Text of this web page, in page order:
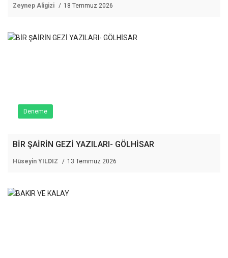
Zeynep Aligizi 18 Temmuz 2026
Deneme
BİR ŞAİRİN GEZİ YAZILARI- GÖLHİSAR
Hüseyin YILDIZ 13 Temmuz 2026